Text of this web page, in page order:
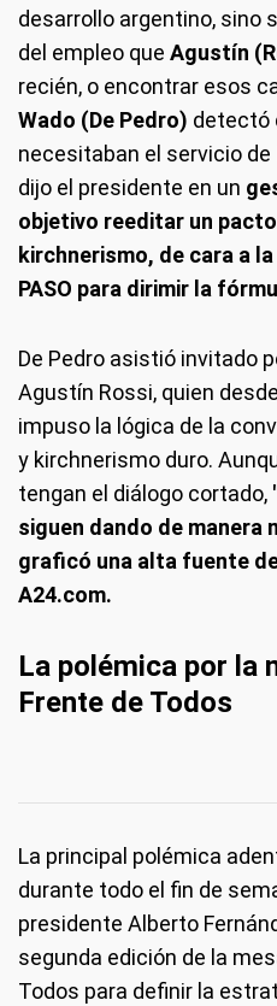
desarrollo argentino, sino
del empleo que Agustín
recién, o encontrar esos
Wado (De Pedro) detectó
necesitaban el servicio
dijo el presidente en un
objetivo reeditar un
kirchnerismo, de cara a
PASO para dirimir la
De Pedro asistió invitado
Agustín Rossi, quien
impuso la lógica de la
y kirchnerismo duro.
tengan el diálogo cortado,
siguen dando de manera
graficó una alta fuente
A24.com.
La polémica por la
Frente de Todos
La principal polémica
durante todo el fin de
presidente Alberto
segunda edición de la
Todos para definir la